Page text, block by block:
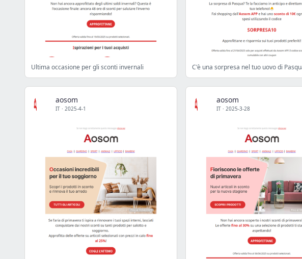
Ultima occasione per gli sconti invernali C'è una sorpresa nel tuo uovo di
aosom
IT · 2025-4-1
aosom
IT · 2025-3-28